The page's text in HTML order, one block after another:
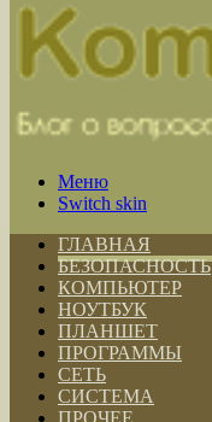
Меню
Switch skin
ГЛАВНАЯ
БЕЗОПАСНОСТЬ
КОМПЬЮТЕР
НОУТБУК
ПЛАНШЕТ
ПРОГРАММЫ
СЕТЬ
СИСТЕМА
ПРОЧЕЕ